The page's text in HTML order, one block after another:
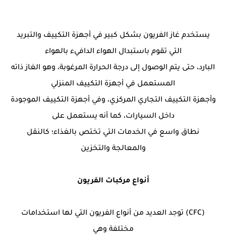
يستخدم غاز الفريون بشكل كبير في أجهزة التكييف والتبريد
التي تقوم باستبدال الهواء الدافيء بالهواء
البارد، حتى يتم الوصول إلى درجة الحرارة المرغوبة، وهو الغاز ذاته
المستعمل في أجهزة التكييف المنزلي
وأجهزة التكييف التجاري المركزي، وفي أجهزة التكييف الموجودة
داخل السيارات، كما أنه يستعمل على
نطاق واسع في الخدمات التي تختص بالغذاء؛ كالنقل
والمعالجة والتخزين
أنواع مركبات الفريون
(CFC) توجد العديد من أنواع الفريون التي لها استخدامات
مختلفة وهي